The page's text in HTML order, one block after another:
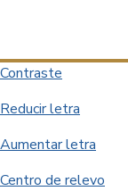
Contraste
Reducir letra
Aumentar letra
Centro de relevo